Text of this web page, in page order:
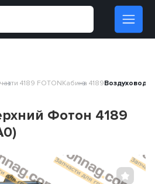
4189 FOTONКабина 4189Воздуховод
Фотон 4189